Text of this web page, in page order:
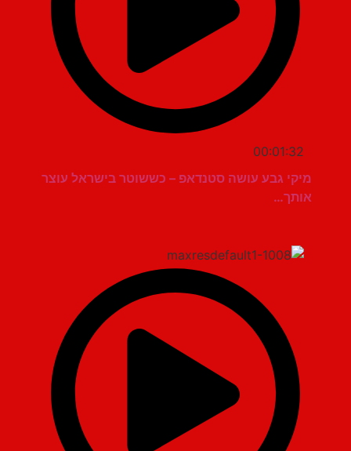
00:01:32
מיקי גבע עושה סטנדאפ – כששוטר בישראל עוצר